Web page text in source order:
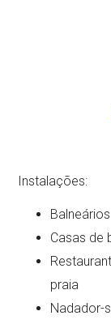
Instalações:
Balneários
Casas de
praia
Nadador-